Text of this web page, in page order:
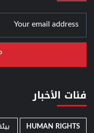
فئات الأخبار
HUMAN RIGHTS